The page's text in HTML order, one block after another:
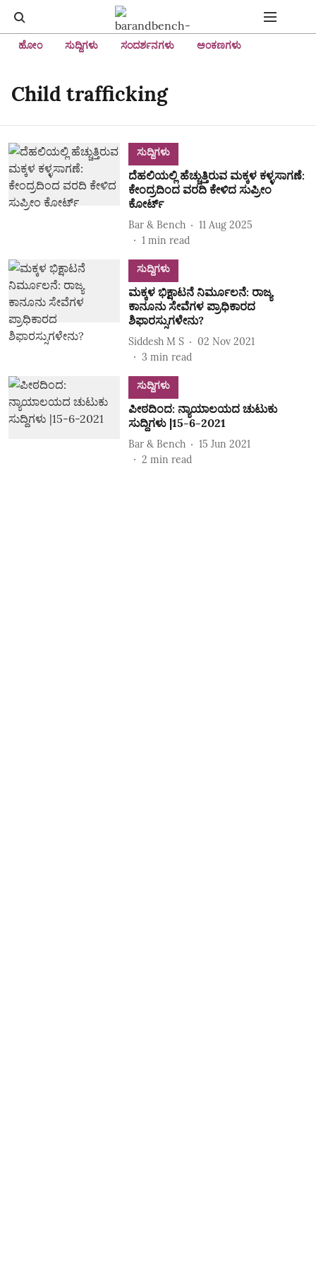
ಹೋಂ ಸುದ್ದಿಗಳು ಸಂದರ್ಶನಗಳು ಅಂಕಣಗಳು
Child trafficking
ಸುದ್ದಿಗಳು
ದೆಹಲಿಯಲ್ಲಿ ಹೆಚ್ಚುತ್ತಿರುವ ಮಕ್ಕಳ ಕಳ್ಳಸಾಗಣೆ:
ಕೇಂದ್ರದಿಂದ ವರದಿ ಕೇಳಿದ ಸುಪ್ರೀಂ
ಕೋರ್ಟ್
Bar & Bench
11 Aug 2025
1 min read
ಸುದ್ದಿಗಳು
ಮಕ್ಕಳ ಭಿಕ್ಷಾಟನೆ ನಿರ್ಮೂಲನೆ: ರಾಜ್ಯ
ಕಾನೂನು ಸೇವೆಗಳ ಪ್ರಾಧಿಕಾರದ
ಶಿಫಾರಸ್ಸುಗಳೇನು?
Siddesh M S
02 Nov 2021
3 min read
ಸುದ್ದಿಗಳು
ಪೀಠದಿಂದ: ನ್ಯಾಯಾಲಯದ ಚುಟುಕು
ಸುದ್ದಿಗಳು |15-6-2021
Bar & Bench
15 Jun 2021
2 min read